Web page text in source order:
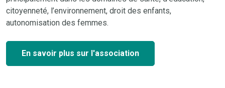
citoyenneté, l’environnement, droit des enfants,
autonomisation des femmes.
En savoir plus sur l'association